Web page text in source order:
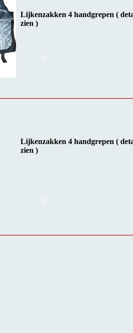
Lijkenzakken 4 handgrepen (
zien )
Lijkenzakken 4 handgrepen (
zien )